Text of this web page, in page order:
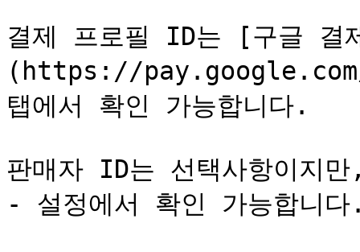
결제 프로필 ID는 [구글 결
(https://
탭에서 확인 가능합니다.
판매자 ID는 선택사항이지
- 설정에서 확인 가능합니